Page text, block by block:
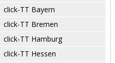
click-TT Bayern
click-TT Bremen
click-TT Hamburg
click-TT Hessen